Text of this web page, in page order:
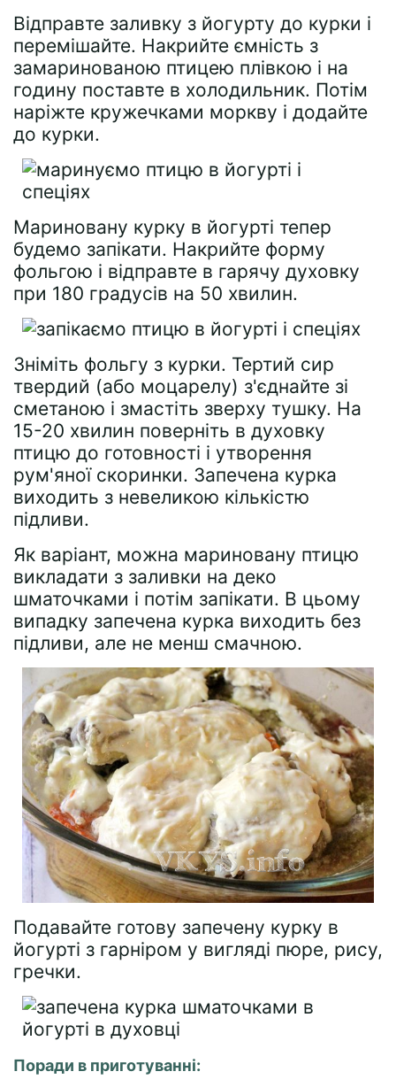
Відправте заливку з йогурту до курки і
перемішайте. Накрийте ємність з
замаринованою птицею плівкою і на
годину поставте в холодильник. Потім
наріжте кружечками моркву і додайте
до курки.
Мариновану курку в йогурті тепер
будемо запікати. Накрийте форму
фольгою і відправте в гарячу духовку
при 180 градусів на 50 хвилин.
Зніміть фольгу з курки. Тертий сир
твердий (або моцарелу) з'єднайте зі
сметаною і змастіть зверху тушку. На
15-20 хвилин поверніть в духовку
птицю до готовності і утворення
рум'яної скоринки. Запечена курка
виходить з невеликою кількістю
підливи.
Як варіант, можна мариновану птицю
викладати з заливки на деко
шматочками і потім запікати. В цьому
випадку запечена курка виходить без
підливи, але не менш смачною.
Подавайте готову запечену курку в
йогурті з гарніром у вигляді пюре, рису,
гречки.
Поради в приготуванні: